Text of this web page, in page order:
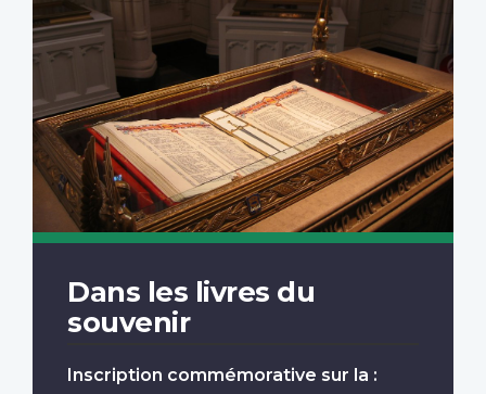
Dans les livres du
souvenir
Inscription commémorative sur la :